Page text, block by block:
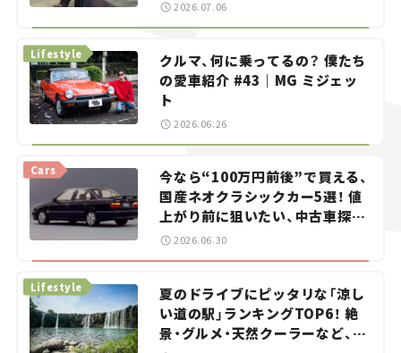
る？＜第13回＞
2026.07.06
クルマ、何に乗ってるの？ 僕たち
の愛車紹介 #43｜MG ミジェッ
ト
Lifestyle
2026.06.26
今なら“100万円前後”で買える、
国産ネオクラシックカー5選！ 値
上がり前に狙いたい、中古車探し
をお手伝い――ちょっとイケてるマ
イカー選び #02
Cars
2026.06.30
夏のドライブにピッタリな「涼し
い道の駅」ランキングTOP6！ 絶
景・グルメ・天然クーラーなど、避
Lifestyle